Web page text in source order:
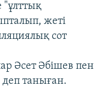
"ұлттық
жеті
сот
Әсет Әбішев пен
деп таныған.